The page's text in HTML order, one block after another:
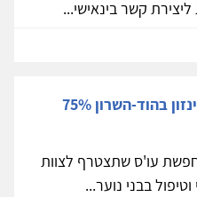
קשר בינאישי...
דרוש/ה עו'ס לכפר הנוער מוסינזון בהוד-השרון 75%
עו'ס שתצטרף לצוות
בבני נוער...